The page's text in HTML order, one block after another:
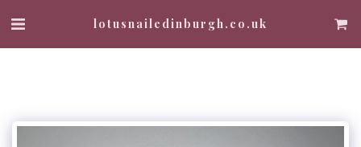
lotusnailedinburgh.co.uk